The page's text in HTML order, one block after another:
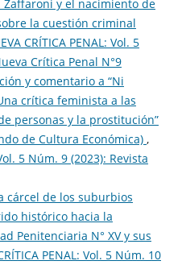
y el nacimiento de
la cuestión criminal
CRÍTICA PENAL: Vol. 5
Crí­tica Penal N°9
y comentario a “Ni
crítica feminista a las
personas y la prostitución”
de Cultura Económica) ,
5 Núm. 9 (2023): Revista
cárcel de los suburbios
histórico hacia la
Penitenciaria N° XV y sus
PENAL: Vol. 5 Núm. 10